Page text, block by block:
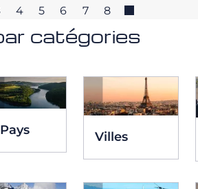
4 5 6 7 8
catégories
Pays Villes